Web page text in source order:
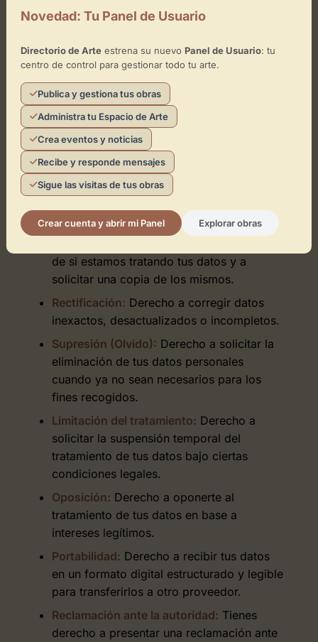
6. Derechos del Usuario
(Derechos ARCO+)
Como interesado, dispones de una serie de
derechos garantizados por la normativa
europea y española que puedes ejercitar de
forma gratuita escribiéndonos a
informacion@directoriodearte.com
acompañando tu solicitud de una copia de tu
documento de identidad para acreditar tu
titularidad:
de si estamos tratando tus datos y a
solicitar una copia de los mismos.
Rectificación: Derecho a corregir datos
inexactos, desactualizados o incompletos.
Supresión (Olvido): Derecho a solicitar la
eliminación de tus datos personales
cuando ya no sean necesarios para los
fines recogidos.
Limitación del tratamiento: Derecho a
solicitar la suspensión temporal del
tratamiento de tus datos bajo ciertas
condiciones legales.
Oposición: Derecho a oponerte al
tratamiento de tus datos en base a
intereses legítimos.
Portabilidad: Derecho a recibir tus datos
en un formato digital estructurado y legible
para transferirlos a otro proveedor.
Reclamación ante la autoridad: Tienes
derecho a presentar una reclamación ante
Novedad: Tu Panel de Usuario
Directorio de Arteestrena su nuevo Panel de Usuario: tu
centro de control para gestionar todo tu arte.
Publica y gestiona tus obras
Administra tu Espacio de Arte
Crea eventos y noticias
Recibe y responde mensajes
Sigue las visitas de tus obras
Crear cuenta y abrir mi Panel Explorar obras